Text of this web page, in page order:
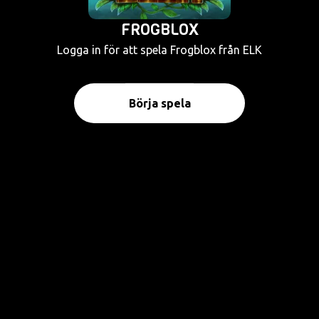
FROGBLOX
Logga in för att spela Frogblox från ELK
Börja spela